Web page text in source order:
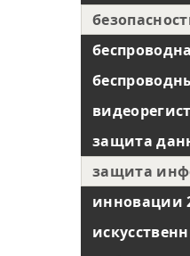
защита
защита
инновации